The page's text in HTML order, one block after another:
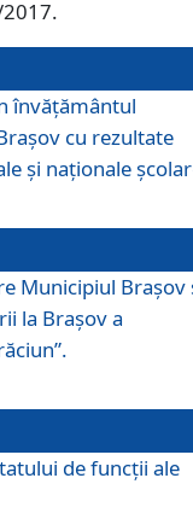
2017.
învățământul
cu rezultate
și naționale
Municipiul Brașov
la Brașov a
de funcţii ale